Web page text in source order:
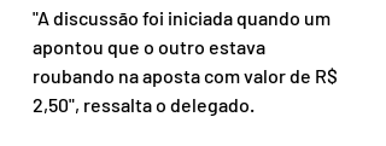
"A discussão foi iniciada quando um
apontou que o outro estava
roubando na aposta com valor de R$
2,50", ressalta o delegado.